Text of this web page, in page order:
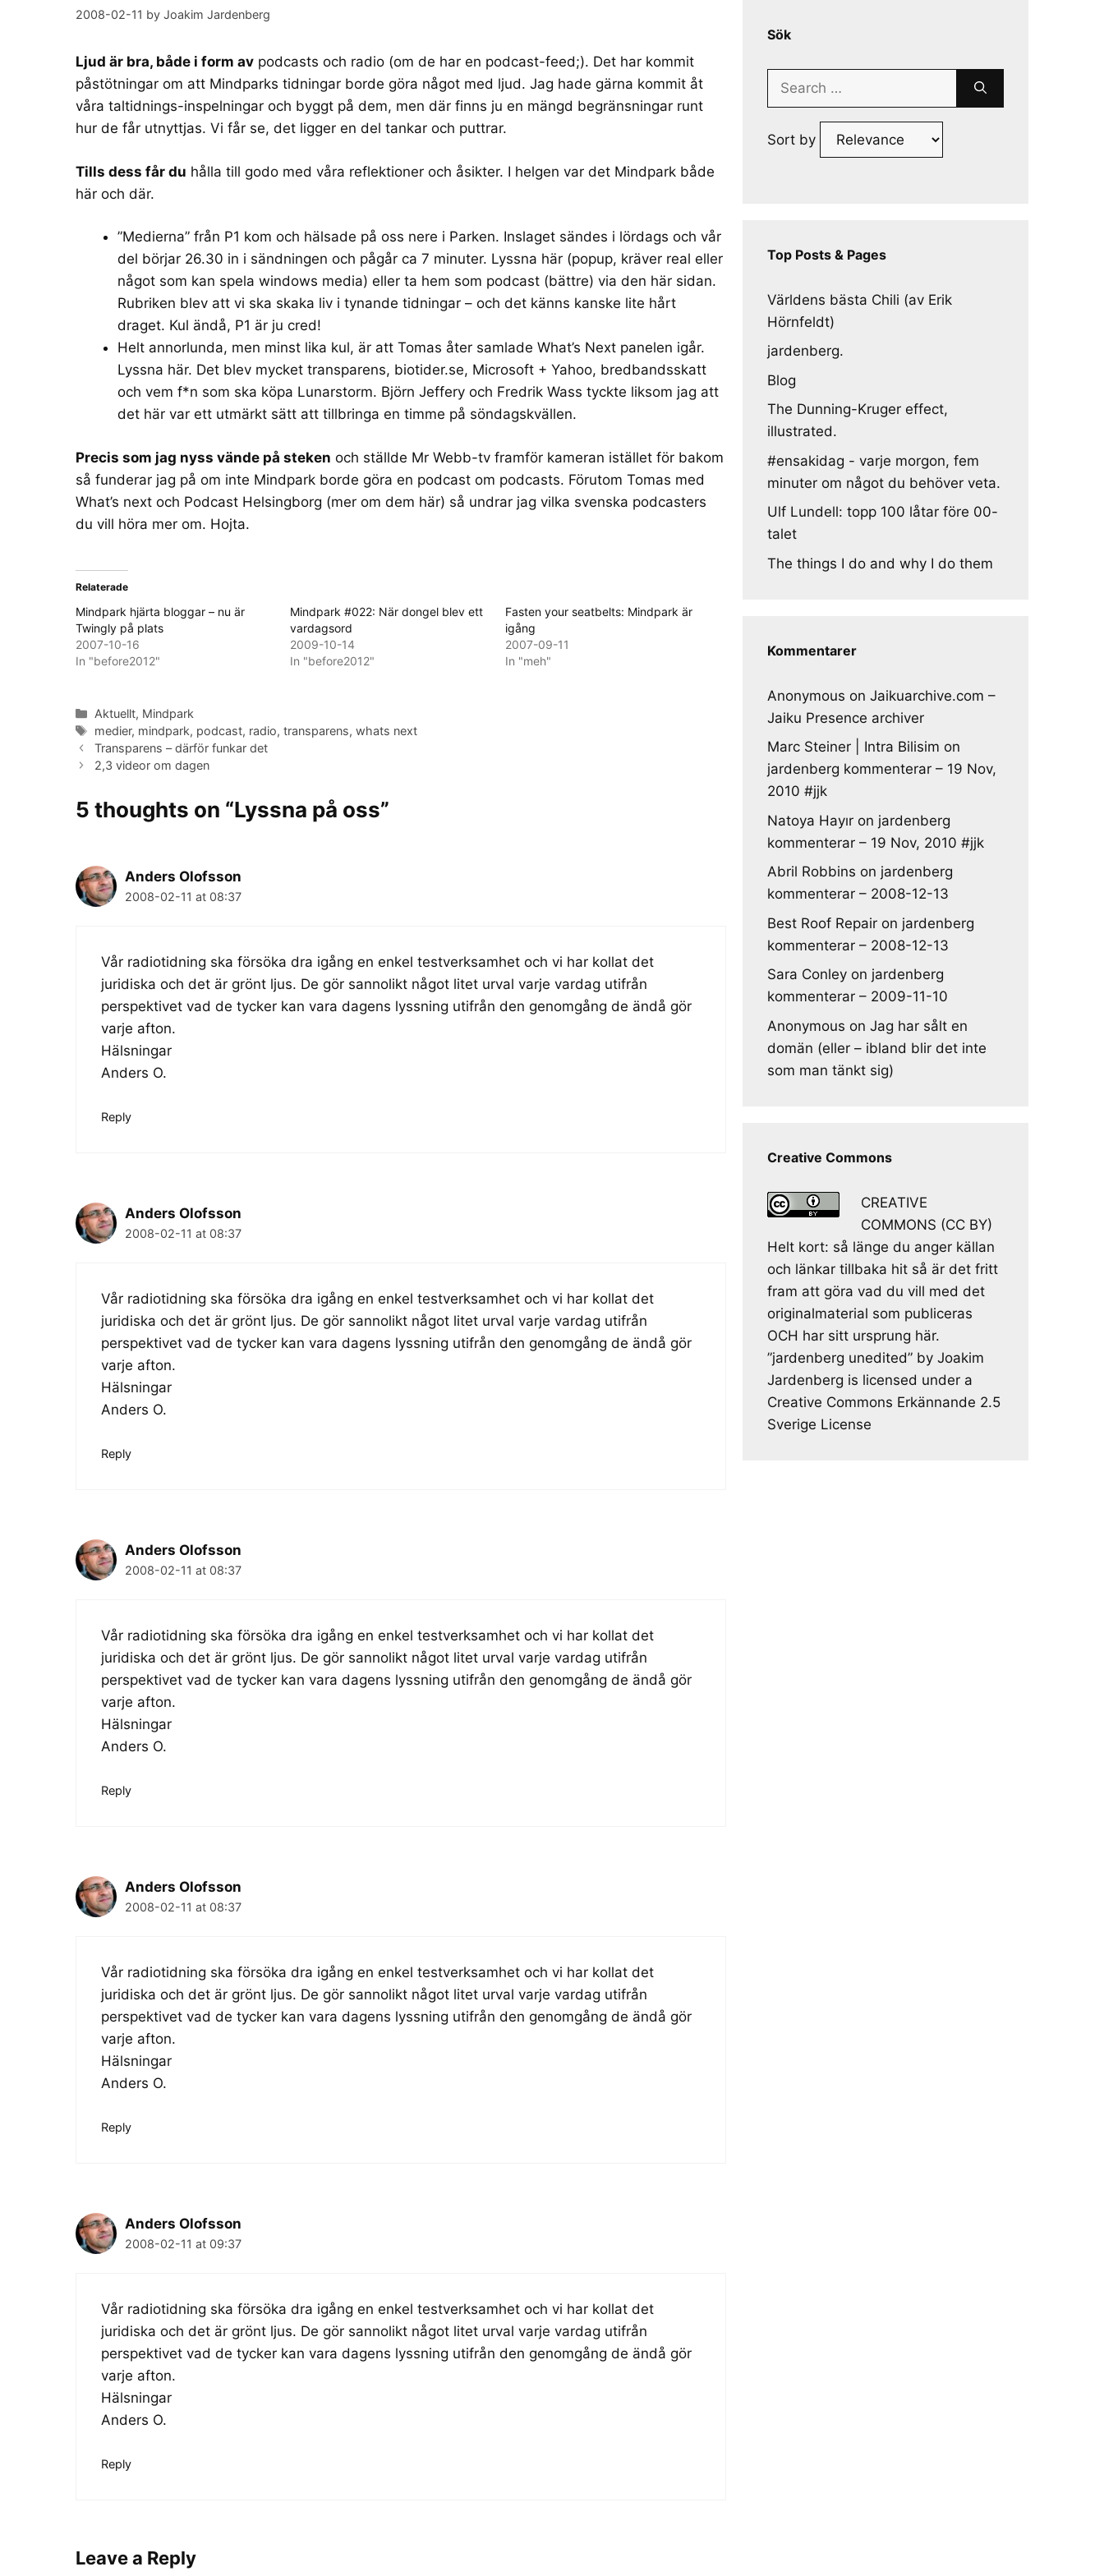
2008-02-11 by Joakim Jardenberg
Ljud är bra, både i form av podcasts och radio (om de har en podcast-feed;). Det har kommit
påstötningar om att Mindparks tidningar borde göra något med ljud. Jag hade gärna kommit åt
våra taltidnings-inspelningar och byggt på dem, men där finns ju en mängd begränsningar runt
hur de får utnyttjas. Vi får se, det ligger en del tankar och puttrar.
Tills dess får du hålla till godo med våra reflektioner och åsikter. I helgen var det Mindpark både
här och där.
”Medierna” från P1 kom och hälsade på oss nere i Parken. Inslaget sändes i lördags och vår
del börjar 26.30 in i sändningen och pågår ca 7 minuter. Lyssna här (popup, kräver real eller
något som kan spela windows media) eller ta hem som podcast (bättre) via den här sidan.
Rubriken blev att vi ska skaka liv i tynande tidningar – och det känns kanske lite hårt
draget. Kul ändå, P1 är ju cred!
Helt annorlunda, men minst lika kul, är att Tomas åter samlade What’s Next panelen igår.
Lyssna här. Det blev mycket transparens, biotider.se, Microsoft + Yahoo, bredbandsskatt
och vem f*n som ska köpa Lunarstorm. Björn Jeffery och Fredrik Wass tyckte liksom jag att
det här var ett utmärkt sätt att tillbringa en timme på söndagskvällen.
Precis som jag nyss vände på steken och ställde Mr Webb-tv framför kameran istället för bakom
så funderar jag på om inte Mindpark borde göra en podcast om podcasts. Förutom Tomas med
What’s next och Podcast Helsingborg (mer om dem här) så undrar jag vilka svenska podcasters
du vill höra mer om. Hojta.
Relaterade
Mindpark hjärta bloggar – nu är
Twingly på plats
2007-10-16
In "before2012"
Mindpark #022: När dongel blev ett
vardagsord
2009-10-14
In "before2012"
Fasten your seatbelts: Mindpark är
igång
2007-09-11
In "meh"
Categories
Aktuellt, Mindpark
Tags
medier, mindpark, podcast, radio,transparens,whats next
Transparens – därför funkar det
2,3 videor om dagen
5 thoughts on “Lyssna på oss”
Anders Olofsson
2008-02-11 at 08:37
Vår radiotidning ska försöka dra igång en enkel testverksamhet och vi har kollat det
juridiska och det är grönt ljus. De gör sannolikt något litet urval varje vardag utifrån
perspektivet vad de tycker kan vara dagens lyssning utifrån den genomgång de ändå gör
varje afton.
Hälsningar
Anders O.
Reply
Anders Olofsson
2008-02-11 at 08:37
Vår radiotidning ska försöka dra igång en enkel testverksamhet och vi har kollat det
juridiska och det är grönt ljus. De gör sannolikt något litet urval varje vardag utifrån
perspektivet vad de tycker kan vara dagens lyssning utifrån den genomgång de ändå gör
varje afton.
Hälsningar
Anders O.
Reply
Anders Olofsson
2008-02-11 at 08:37
Vår radiotidning ska försöka dra igång en enkel testverksamhet och vi har kollat det
juridiska och det är grönt ljus. De gör sannolikt något litet urval varje vardag utifrån
perspektivet vad de tycker kan vara dagens lyssning utifrån den genomgång de ändå gör
varje afton.
Hälsningar
Anders O.
Reply
Anders Olofsson
2008-02-11 at 08:37
Vår radiotidning ska försöka dra igång en enkel testverksamhet och vi har kollat det
juridiska och det är grönt ljus. De gör sannolikt något litet urval varje vardag utifrån
perspektivet vad de tycker kan vara dagens lyssning utifrån den genomgång de ändå gör
varje afton.
Hälsningar
Anders O.
Reply
Anders Olofsson
2008-02-11 at 09:37
Vår radiotidning ska försöka dra igång en enkel testverksamhet och vi har kollat det
juridiska och det är grönt ljus. De gör sannolikt något litet urval varje vardag utifrån
perspektivet vad de tycker kan vara dagens lyssning utifrån den genomgång de ändå gör
varje afton.
Hälsningar
Anders O.
Reply
Leave a Reply
Sök
Search
Sort by
Top Posts & Pages
Världens bästa Chili (av Erik
Hörnfeldt)
jardenberg.
Blog
The Dunning-Kruger effect,
illustrated.
#ensakidag - varje morgon, fem
minuter om något du behöver veta.
Ulf Lundell: topp 100 låtar före 00-
talet
The things I do and why I do them
Kommentarer
Anonymous on Jaikuarchive.com –
Jaiku Presence archiver
Marc Steiner | Intra Bilisim on
jardenberg kommenterar – 19 Nov,
2010 #jjk
Natoya Hayır on jardenberg
kommenterar – 19 Nov, 2010 #jjk
Abril Robbins on jardenberg
kommenterar – 2008-12-13
Best Roof Repair on jardenberg
kommenterar – 2008-12-13
Sara Conley on jardenberg
kommenterar – 2009-11-10
Anonymous on Jag har sålt en
domän (eller – ibland blir det inte
som man tänkt sig)
Creative Commons
CREATIVE
COMMONS (CC BY)
Helt kort: så länge du anger källan
och länkar tillbaka hit så är det fritt
fram att göra vad du vill med det
originalmaterial som publiceras
OCH har sitt ursprung här.
”jardenberg unedited” by Joakim
Jardenberg is licensed under a
Creative Commons Erkännande 2.5
Sverige License